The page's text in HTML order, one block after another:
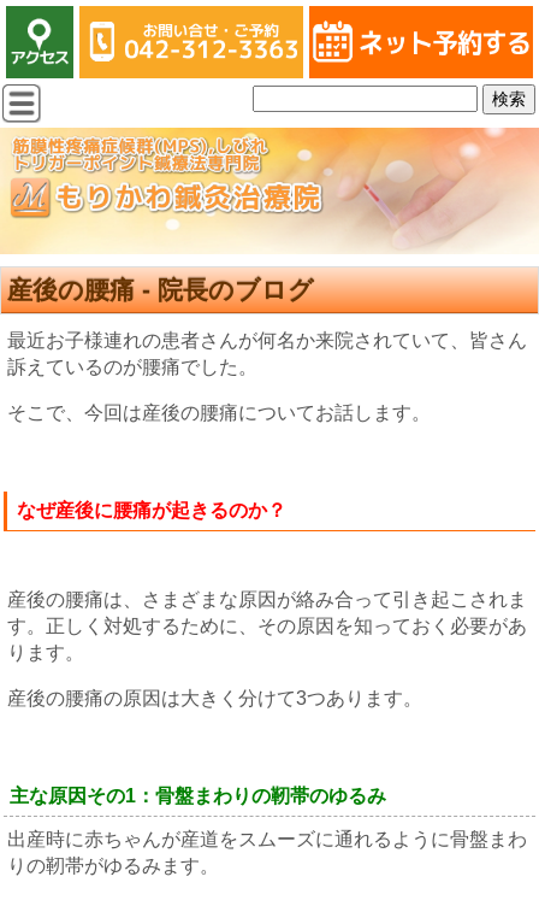
産後の腰痛 - 院長のブログ
最近お子様連れの患者さんが何名か来院されていて、皆さん
訴えているのが腰痛でした。
そこで、今回は産後の腰痛についてお話します。
なぜ産後に腰痛が起きるのか？
産後の腰痛は、さまざまな原因が絡み合って引き起こされま
す。正しく対処するために、その原因を知っておく必要があ
ります。
産後の腰痛の原因は大きく分けて3つあります。
主な原因その1：骨盤まわりの靭帯のゆるみ
出産時に赤ちゃんが産道をスムーズに通れるように骨盤まわ
りの靭帯がゆるみます。